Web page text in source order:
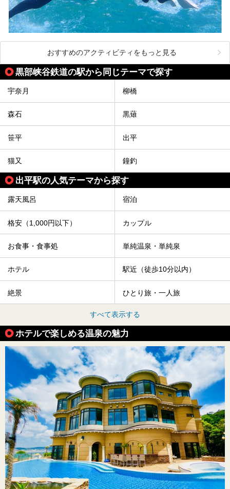
おすすめのアクティビティをもっと見る
黒部峡谷鉄道の駅から同じテーマで探す
宇奈月 柳橋
森石 黒薙
笹平 出平
猫又 鐘釣
出平駅の人気テーマから探す
露天風呂 宿泊
格安（1,000円以下） カップル
お食事・食事処 単純温泉・単純泉
ホテル 駅近（徒歩10分以内）
絶景 ひとり旅・一人旅
すべて表示する
ホテルで楽しめる温泉の魅力